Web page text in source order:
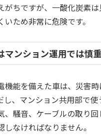
がちですが、一酸化炭素
ため非常に危険です。
マンション運用では慎
機能を備えた車は、災害
、マンション共用部で使
騒音、ケーブルの取り回
なければなりません。